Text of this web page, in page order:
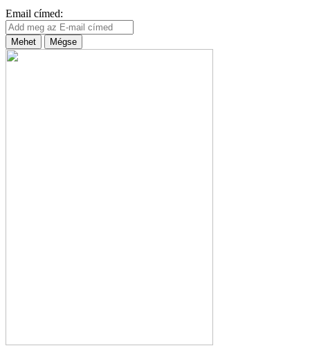
Email címed:
Mehet Mégse